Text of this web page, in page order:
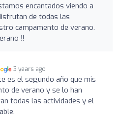
encantados viendo a
de todas las
campamento de verano.
‼️
3 years ago
es el segundo año que mis
de verano y se lo han
todas las actividades y el